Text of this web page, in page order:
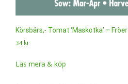
Körsbärs,- Tomat ‘Maskotka’ – Fröer
34kr
Läs mera & köp